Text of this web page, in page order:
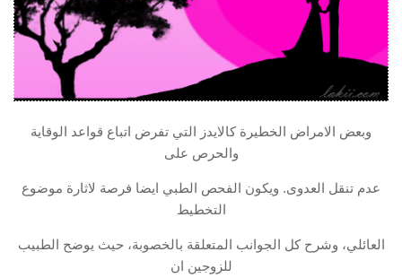
وبعض الامراض الخطيرة كالايدز التي تفرض اتباع قواعد الوقاية
والحرص على
عدم تنقل العدوى. ويكون الفحص الطبي ايضا فرصة لاثارة موضوع
التخطيط
العائلي، وشرح كل الجوانب المتعلقة بالخصوبة، حيث يوضح الطبيب
للزوجين ان